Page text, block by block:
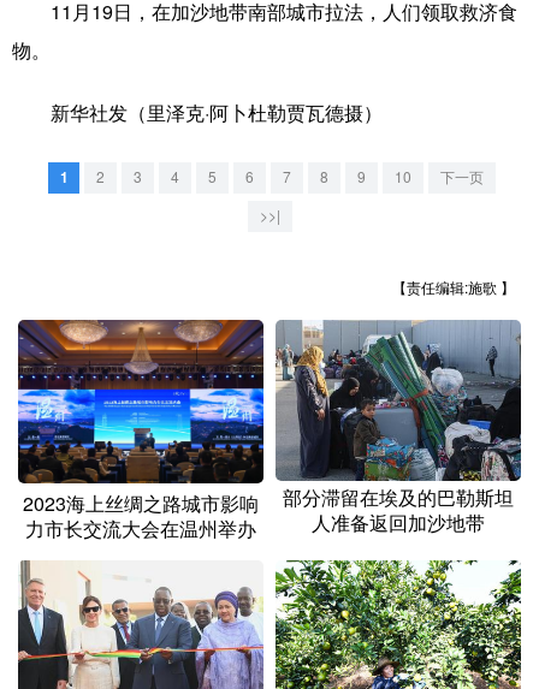
彩票 娱乐 时尚 悦读
文化产业
浙江 安徽 福建 江西
山东 河南 湖北 湖南
广东 广西 海南 重庆
四川 贵州 云南 西藏
陕西 青海 宁夏
新疆 内蒙古 黑龙江
11月19日，在加沙地带南部城市拉法，人们领取救济食
物。
新华社发（里泽克·阿卜杜勒贾瓦德摄）
1 2 3 4 5 6 7 8 9 10 下一页
>>|
【责任编辑:施歌 】
2023海上丝绸之路城市影响
力市长交流大会在温州举办
部分滞留在埃及的巴勒斯坦
人准备返回加沙地带